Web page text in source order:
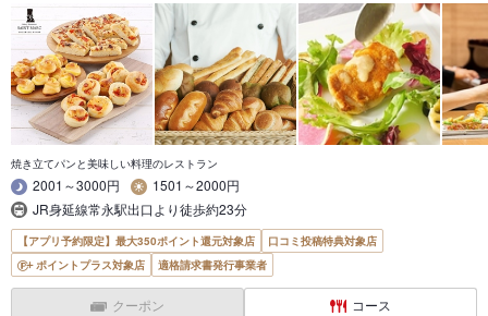
焼き立てパンと美味しい料理のレストラン
2001～3000円
1501～2000円
JR身延線常永駅出口より徒歩約23分
【アプリ予約限定】最大350ポイント還元対象店
口コミ投稿特典対象店
ポイントプラス対象店
適格請求書発行事業者
クーポン コース